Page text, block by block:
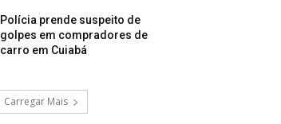
Polícia prende suspeito de
golpes em compradores de
carro em Cuiabá
Carregar Mais